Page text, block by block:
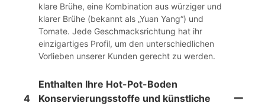
klare Brühe, eine Kombination aus würziger und
klarer Brühe (bekannt als „Yuan Yang“) und
Tomate. Jede Geschmacksrichtung hat ihr
einzigartiges Profil, um den unterschiedlichen
Vorlieben unserer Kunden gerecht zu werden.
4
Enthalten Ihre Hot-Pot-Boden
Konservierungsstoffe und künstliche